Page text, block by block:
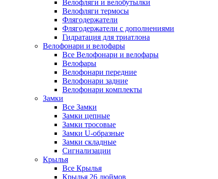
Велофляги и велобутылки
Велофляги термосы
Флягодержатели
Флягодержатели с дополнениями
Гидратация для триатлона
Велофонари и велофары
Все Велофонари и велофары
Велофары
Велофонари передние
Велофонари задние
Велофонари комплекты
Замки
Все Замки
Замки цепные
Замки тросовые
Замки U-образные
Замки складные
Сигнализации
Крылья
Все Крылья
Крылья 26 дюймов